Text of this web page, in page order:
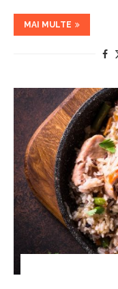
MAI MULTE